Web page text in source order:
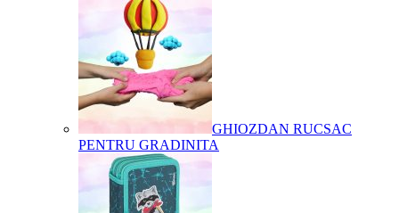
GHIOZDAN RUCSAC
PENTRU GRADINITA